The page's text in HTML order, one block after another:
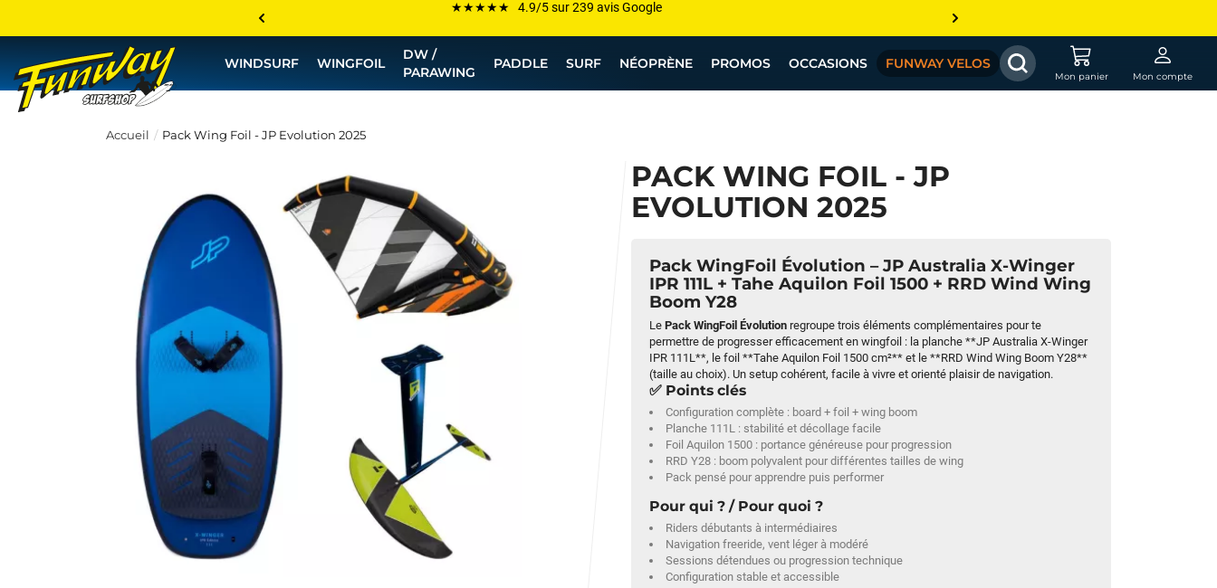
Les plus grandes marques sont chez Funway
Jusqu’à -75% de remise sur le windsurf, wingfoil, etc...
💰 Meilleur prix garanti — Moins cher ailleurs ? On s’aligne !
WINDSURF WINGFOIL
DW /
PARAWING
PADDLE SURF NÉOPRÈNE PROMOS OCCASIONS FUNWAY VELOS
Mon panier Mon compte
Accueil Pack Wing Foil - JP Evolution 2025
PACK WING FOIL - JP
EVOLUTION 2025
Pack WingFoil Évolution – JP Australia X-Winger
IPR 111L + Tahe Aquilon Foil 1500 + RRD Wind Wing
Boom Y28
Le Pack WingFoil Évolution regroupe trois éléments complémentaires pour te
permettre de progresser efficacement en wingfoil : la planche **JP Australia X-Winger
IPR 111L**, le foil **Tahe Aquilon Foil 1500 cm²** et le **RRD Wind Wing Boom Y28**
(taille au choix). Un setup cohérent, facile à vivre et orienté plaisir de navigation.
✅ Points clés
Configuration complète : board + foil + wing boom
Planche 111L : stabilité et décollage facile
Foil Aquilon 1500 : portance généreuse pour progression
RRD Y28 : boom polyvalent pour différentes tailles de wing
Pack pensé pour apprendre puis performer
Pour qui ? / Pour quoi ?
Riders débutants à intermédiaires
Navigation freeride, vent léger à modéré
Sessions détendues ou progression technique
Configuration stable et accessible